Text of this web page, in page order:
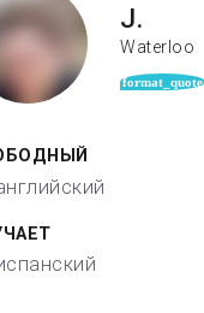
J.
Waterloo
format_quote